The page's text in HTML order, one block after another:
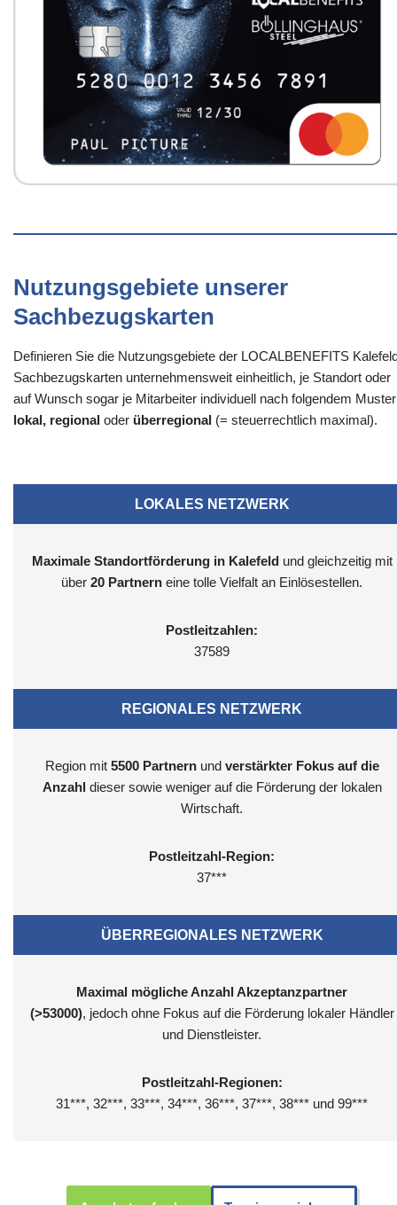
Nutzungsgebiete unserer
Sachbezugskarten
Definieren Sie die Nutzungsgebiete der LOCALBENEFITS
Sachbezugskarten unternehmensweit einheitlich, je Standort oder
auf Wunsch sogar je Mitarbeiter individuell nach folgendem
lokal, regional oder überregional (= steuerrechtlich maximal).
LOKALES NETZWERK
Maximale Standortförderung in Kalefeldund gleichzeitig mit
über 20 Partnern eine tolle Vielfalt an Einlösestellen.
Postleitzahlen:
37589
REGIONALES NETZWERK
Region mit 5500 Partnernund verstärkter Fokus auf die
Anzahl dieser sowie weniger auf die Förderung der lokalen
Wirtschaft.
Postleitzahl-Region:
37***
ÜBERREGIONALES NETZWERK
Maximal mögliche Anzahl Akzeptanzpartner
(>53000), jedoch ohne Fokus auf die Förderung lokaler Händler
und Dienstleister.
Postleitzahl-Regionen:
31***, 32***, 33***, 34***, 36***, 37***, 38*** und 99***